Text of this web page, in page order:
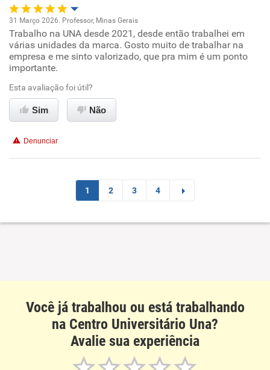
Oportunidade de promoção
Ambiente de trabalho
Conciliação com a vida familiar
Benefícios
31 Março 2026. Professor, Minas Gerais
Trabalho na UNA desde 2021, desde então trabalhei em
várias unidades da marca. Gosto muito de trabalhar na
empresa e me sinto valorizado, que pra mim é um ponto
importante.
Esta avaliação foi útil?
Sim Não
Denunciar
1 2 3 4
Você já trabalhou ou está trabalhando
na Centro Universitário Una?
Avalie sua experiência